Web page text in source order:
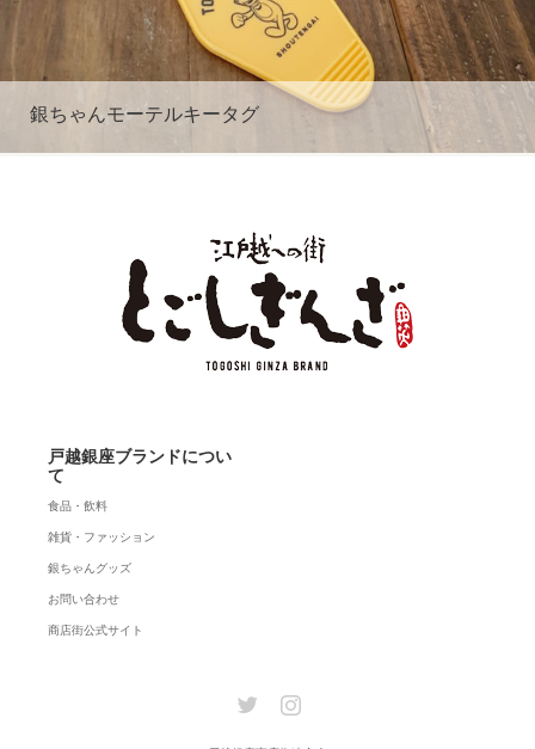
銀ちゃんモーテルキータグ
戸越銀座ブランドについ
て
食品・飲料
雑貨・ファッション
銀ちゃんグッズ
お問い合わせ
商店街公式サイト
Twitter